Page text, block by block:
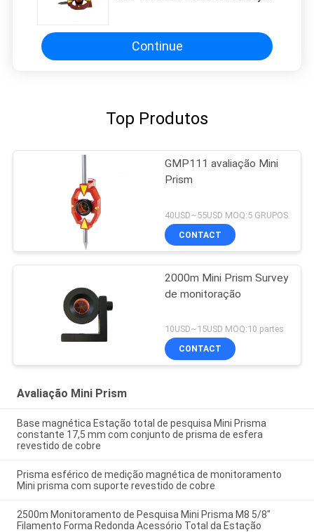
Continue
Top Produtos
GMP111 avaliação Mini
Prism
40USD~55USD MOQ:5 GRUPOS
CONTACT
2000m Mini Prism Survey
de monitoração
10USD~15USD MOQ:10 partes
CONTACT
Avaliação Mini Prism
Base magnética Estação total de pesquisa Mini Prisma
constante 17,5 mm com conjunto de prisma de esfera
revestido de cobre
Prisma esférico de medição magnética de monitoramento
Mini prisma com suporte revestido de cobre
2500m Monitoramento de Pesquisa Mini Prisma M8 5/8"
Filamento Forma Redonda Acessório Total da Estação